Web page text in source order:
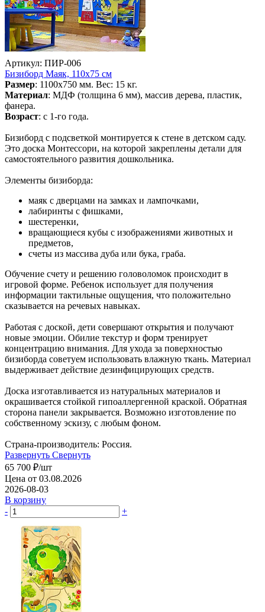
Артикул: ПИР-006
Бизиборд Маяк, 110х75 см
Размер: 1100х750 мм. Вес: 15 кг.
Материал: МДФ (толщина 6 мм), массив дерева, пластик,
фанера.
Возраст: с 1-го года.
Бизиборд с подсветкой монтируется к стене в детском саду.
Это доска Монтессори, на которой закреплены детали для
самостоятельного развития дошкольника.
Элементы бизиборда:
маяк с дверцами на замках и лампочками,
лабиринты с фишками,
шестеренки,
вращающиеся кубы с изображениями животных и
предметов,
счеты из массива дуба или бука, граба.
Обучение счету и решению головоломок происходит в
игровой форме. Ребенок использует для получения
информации тактильные ощущения, что положительно
сказывается на речевых навыках.
Работая с доской, дети совершают открытия и получают
новые эмоции. Обилие текстур и форм тренирует
концентрацию внимания. Для ухода за поверхностью
бизиборда советуем использовать влажную ткань. Материал
выдерживает действие дезинфицирующих средств.
Доска изготавливается из натуральных материалов и
окрашивается стойкой гипоаллергенной краской. Обратная
сторона панели закрывается. Возможно изготовление по
собственному эскизу, с любым фоном.
Страна-производитель: Россия.
Развернуть Свернуть
65 700 ₽/шт
Цена от 03.08.2026
2026-08-03
В корзину
-
+